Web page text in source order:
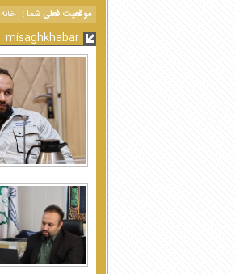
موقعیت فعلی شما : خانه
misaghkhabar